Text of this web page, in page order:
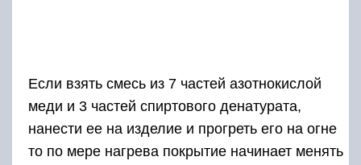
Если взять смесь из 7 частей азотнокислой
меди и 3 частей спиртового денатурата,
нанести ее на изделие и прогреть его на огне
то по мере нагрева покрытие начинает менять